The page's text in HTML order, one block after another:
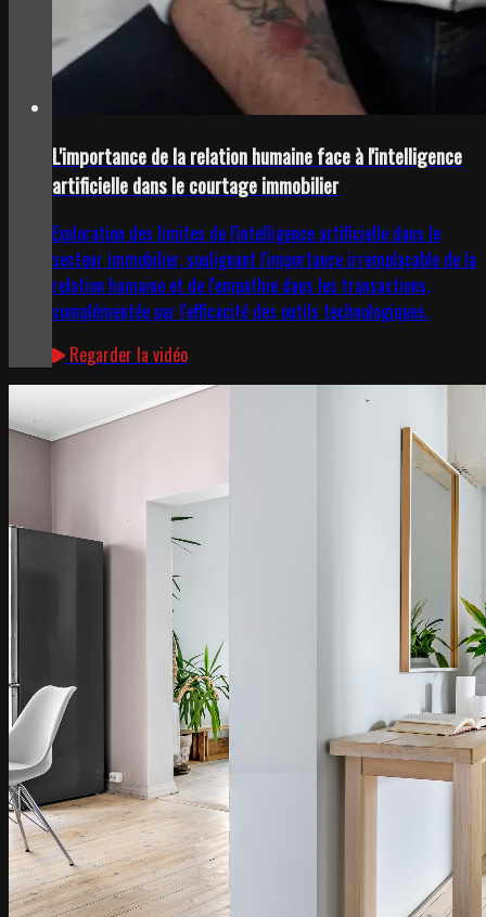
L'importance de la relation humaine face à l'intelligence
artificielle dans le courtage immobilier
Exploration des limites de l'intelligence artificielle dans le
secteur immobilier, soulignant l'importance irremplaçable de la
relation humaine et de l'empathie dans les transactions,
complémentée par l'efficacité des outils technologiques.
Regarder la vidéo